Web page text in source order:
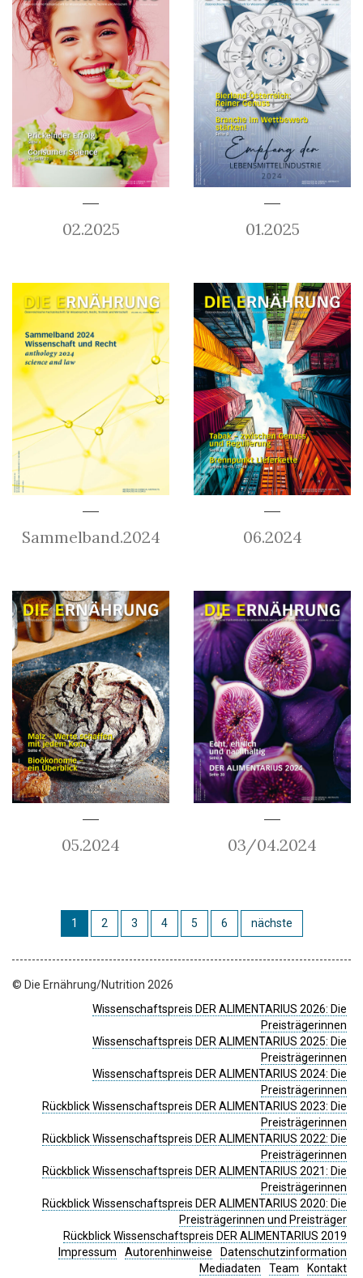
02.2025 01.2025
Sammelband.2024 06.2024
05.2024 03/04.2024
1 2 3 4 5 6 nächste
© Die Ernährung/Nutrition 2026
Wissenschaftspreis DER ALIMENTARIUS 2026: Die
Preisträgerinnen
Wissenschaftspreis DER ALIMENTARIUS 2025: Die
Preisträgerinnen
Wissenschaftspreis DER ALIMENTARIUS 2024: Die
Preisträgerinnen
Rückblick Wissenschaftspreis DER ALIMENTARIUS 2023: Die
Preisträgerinnen
Rückblick Wissenschaftspreis DER ALIMENTARIUS 2022: Die
Preisträgerinnen
Rückblick Wissenschaftspreis DER ALIMENTARIUS 2021: Die
Preisträgerinnen
Rückblick Wissenschaftspreis DER ALIMENTARIUS 2020: Die
Preisträgerinnen und Preisträger
Rückblick Wissenschaftspreis DER ALIMENTARIUS 2019
Impressum
Autorenhinweise
Datenschutzinformation
Mediadaten
Team Kontakt